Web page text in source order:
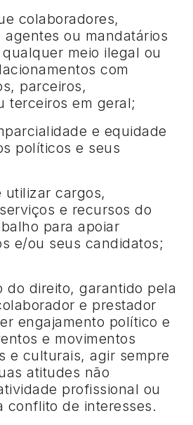
colaboradores,
ou mandatários
meio ilegal ou
com
parceiros,
terceiros em geral;
e equidade
políticos e seus
utilizar cargos,
e recursos do
para apoiar
e/ou seus candidatos;
do direito, garantido pela
e prestador
engajamento político e
e movimentos
e culturais, agir sempre
atitudes não
profissional ou
conflito de interesses.